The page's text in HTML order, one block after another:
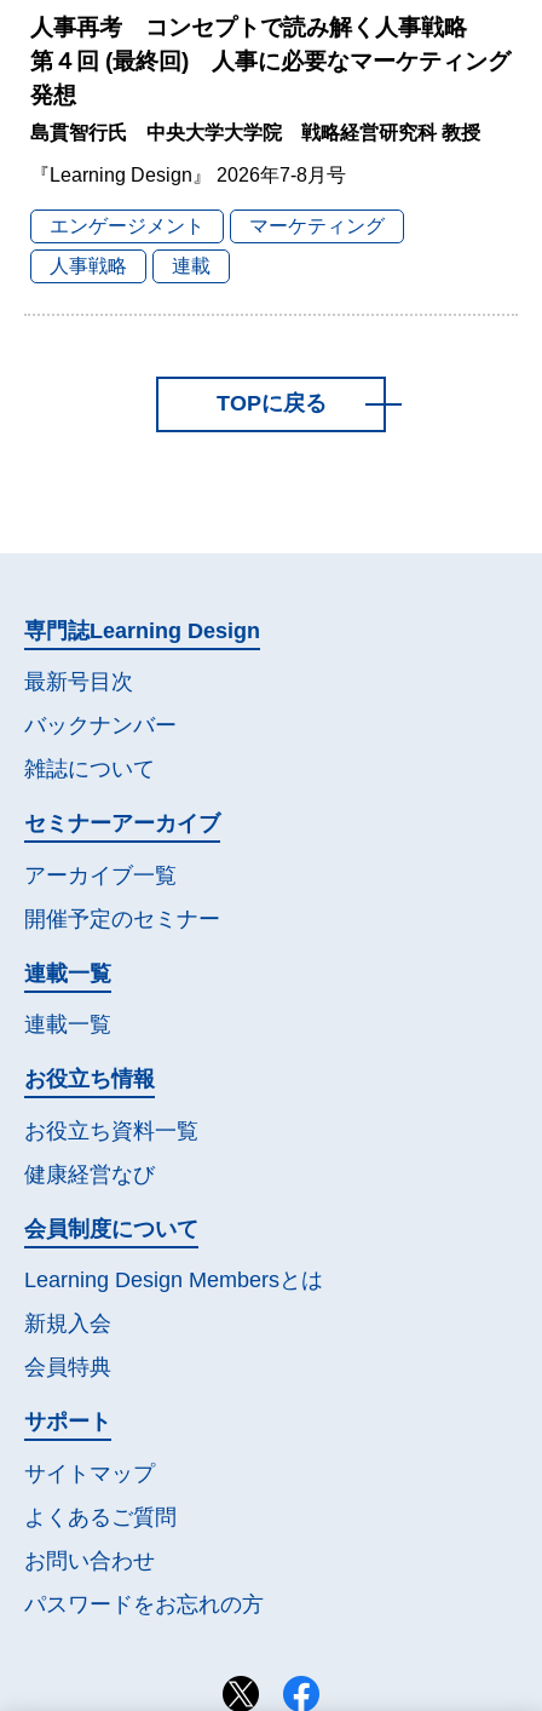
人事再考 コンセプトで読み解く人事戦略
第４回 (最終回) 人事に必要なマーケティング
発想
島貫智行氏 中央大学大学院 戦略経営研究科 教授
『Learning Design』 2026年7-8月号
エンゲージメント
マーケティング
人事戦略
連載
TOPに戻る
専門誌Learning Design
最新号目次
バックナンバー
雑誌について
セミナーアーカイブ
アーカイブ一覧
開催予定のセミナー
連載一覧
連載一覧
お役立ち情報
お役立ち資料一覧
健康経営なび
会員制度について
Learning Design Membersとは
新規入会
会員特典
サポート
サイトマップ
よくあるご質問
お問い合わせ
パスワードをお忘れの方